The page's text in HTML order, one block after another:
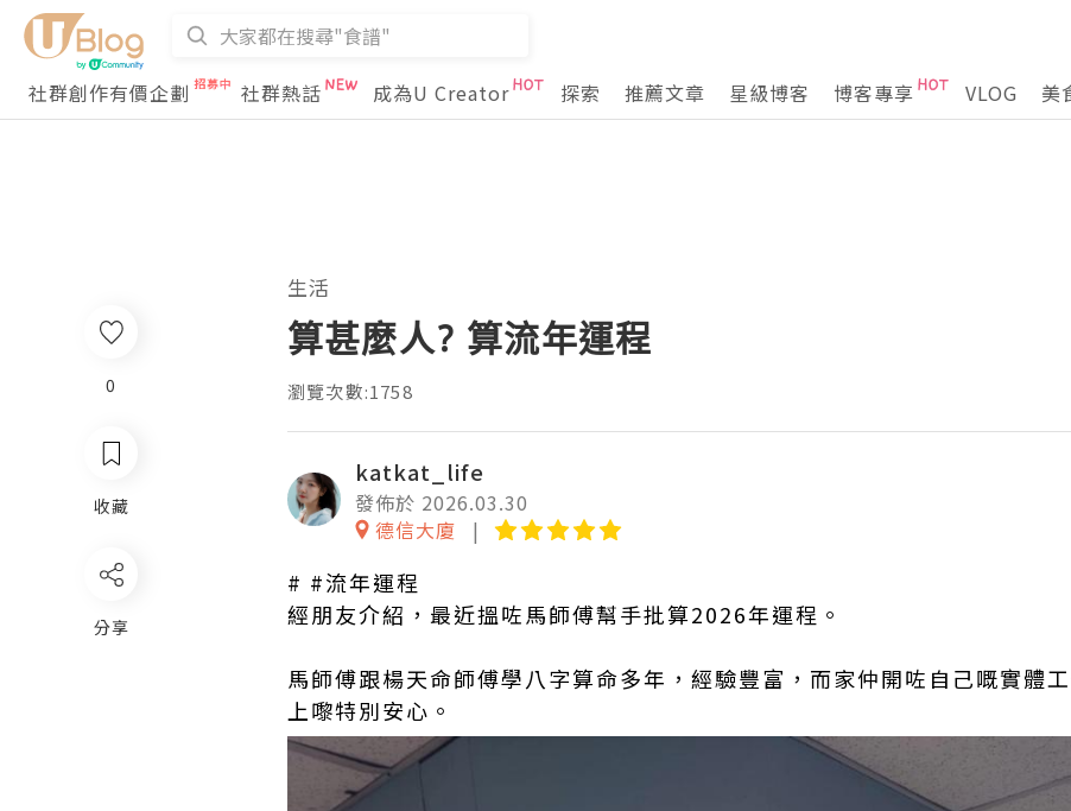
社群創作有價企劃
社群熱話 成為U Creator 探索 推薦文章 星級博客 博客專享 VLOG 美
0
收藏
分享
生活
算甚麼人? 算流年運程
瀏覽次數:1758
katkat_life
發佈於 2026.03.30
德信大廈
# #流年運程
經朋友介紹，最近搵咗馬師傅幫手批算2026年運程。
馬師傅跟楊天命師傅學八字算命多年，經驗豐富，而家仲開咗自己嘅實體
上嚟特別安心。